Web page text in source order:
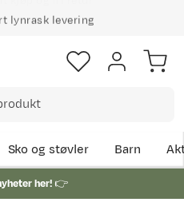
lynrask levering
Sko og støvler Barn
her!👉